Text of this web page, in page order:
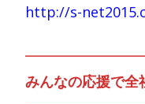
http://s-
みんなの応援で全